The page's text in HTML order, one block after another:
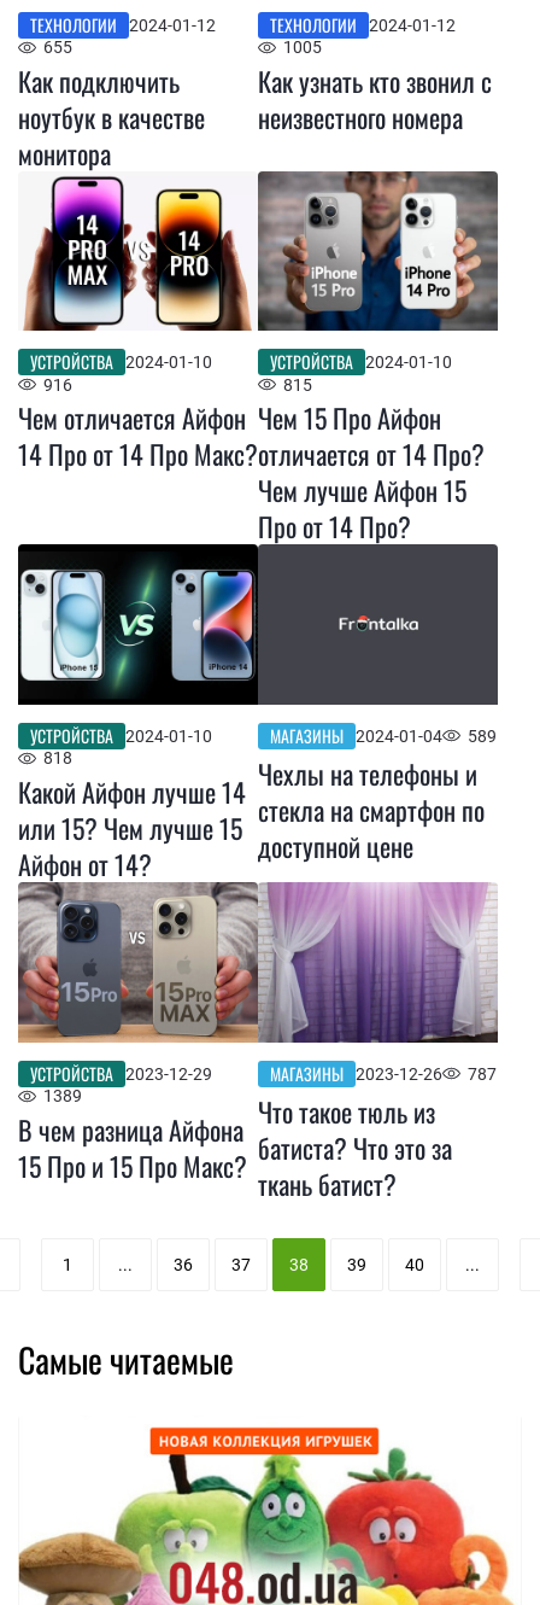
ТЕХНОЛОГИИ
2024-01-12
655
Как подключить
ноутбук в качестве
монитора
ТЕХНОЛОГИИ
2024-01-12
1005
Как узнать кто звонил с
неизвестного номера
УСТРОЙСТВА
2024-01-10
916
Чем отличается Айфон
14 Про от 14 Про Макс?
УСТРОЙСТВА
2024-01-10
815
Чем 15 Про Айфон
отличается от 14 Про?
Чем лучше Айфон 15
Про от 14 Про?
УСТРОЙСТВА
2024-01-10
818
Какой Айфон лучше 14
или 15? Чем лучше 15
Айфон от 14?
МАГАЗИНЫ 2024-01-04 589
Чехлы на телефоны и
стекла на смартфон по
доступной цене
УСТРОЙСТВА
2023-12-29
1389
В чем разница Айфона
15 Про и 15 Про Макс?
МАГАЗИНЫ 2023-12-26 787
Что такое тюль из
батиста? Что это за
ткань батист?
1 ... 36 37 38 39 40 ...
Самые читаемые